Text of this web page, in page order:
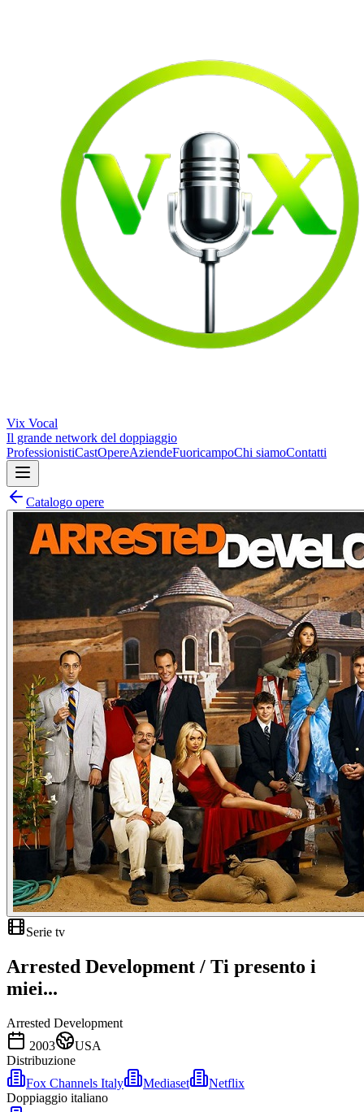
Vix Vocal
Il grande network del doppiaggio
ProfessionistiCastOpereAziendeFuoricampoChi siamoContatti
Catalogo opere
Serie tv
Arrested Development / Ti presento i
miei...
Arrested Development
2003
USA
Distribuzione
Fox Channels Italy
Mediaset
Netflix
Doppiaggio italiano